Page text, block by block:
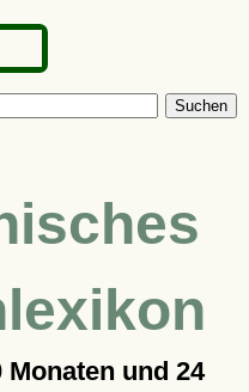
Suchen
Monaten und 24